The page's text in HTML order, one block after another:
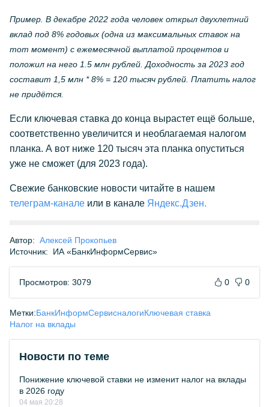
Пример. В декабре 2022 года человек открыл двухлетний
вклад под 8% годовых (одна из максимальных ставок на
тот момент) с ежемесячной выплатой процентов и
положил на него 1.5 млн рублей. Доходность за 2023 год
составит 1,5 млн * 8% = 120 тысяч рублей. Платить налог
не придётся.
Если ключевая ставка до конца вырастет ещё больше,
соответственно увеличится и необлагаемая налогом
планка. А вот ниже 120 тысяч эта планка опуститься
уже не сможет (для 2023 года).
Свежие банковские новости читайте в нашем
телеграм-канале или в канале Яндекс.Дзен.
Автор: Алексей Прокопьев
Источник:
ИА «БанкИнформСервис»
Просмотров: 3079 0 0
Метки:БанкИнформСервисналогиКлючевая ставка
Налог на вклады
Новости по теме
Понижение ключевой ставки не изменит налог на вклады
в 2026 году
04 мая 20:28